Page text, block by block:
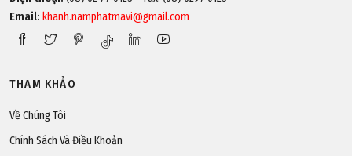
Email: khanh.namphatmavi@gmail.com
THAM KHẢO
Về Chúng Tôi
Chính Sách Và Điều Khoản